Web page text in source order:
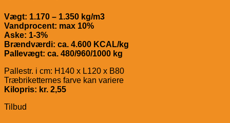
Vægt: 1.170 – 1.350 kg/m3
Vandprocent: max 10%
Aske: 1-3%
Brændværdi: ca. 4.600 KCAL/kg
Pallevægt: ca. 480/960/1000 kg
Pallestr. i cm: H140 x L120 x B80
Træbriketternes farve kan variere
Kilopris: kr. 2,55
Tilbud